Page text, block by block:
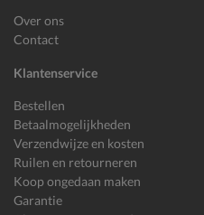
Over ons
Contact
Klantenservice
Bestellen
Betaalmogelijkheden
Verzendwijze en kosten
Ruilen en retourneren
Koop ongedaan maken
Garantie